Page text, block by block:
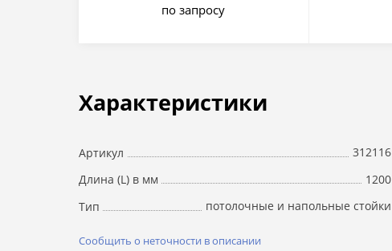
по запросу
Характеристики
Артикул 312116
Длина (L) в мм
1200
Тип
потолочные и напольные стойки
Сообщить о неточности в описании